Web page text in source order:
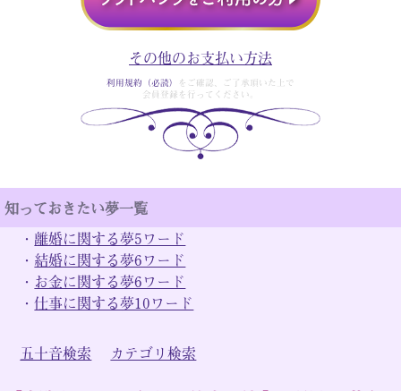
その他のお支払い方法
利用規約（必読）
をご確認、ご了承頂いた上で
会員登録を行ってください。
知っておきたい夢一覧
・ 離婚に関する夢5ワード
・ 結婚に関する夢6ワード
・ お金に関する夢6ワード
・仕事に関する夢10ワード
五十音検索 カテゴリ検索